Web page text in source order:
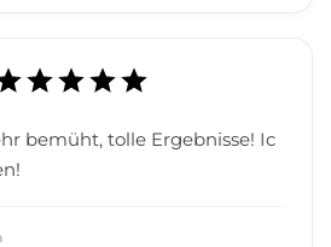
bemüht, tolle Ergebnisse! Ic